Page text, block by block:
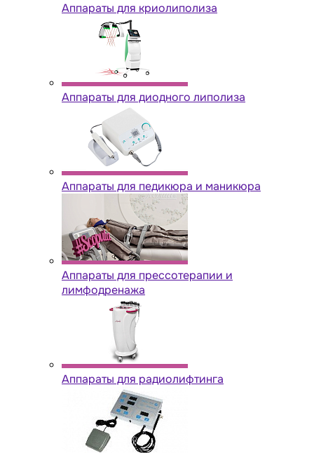
Аппараты для криолиполиза
Аппараты для диодного липолиза
Аппараты для педикюра и маникюра
Аппараты для прессотерапии и
лимфодренажа
Аппараты для радиолифтинга